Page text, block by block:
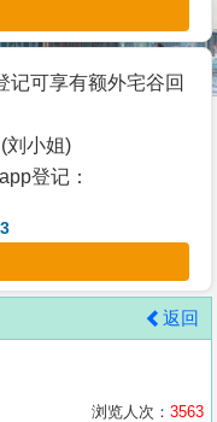
记可享有额外宅谷回
刘小姐)
登记：
返回
浏览人次： 3563